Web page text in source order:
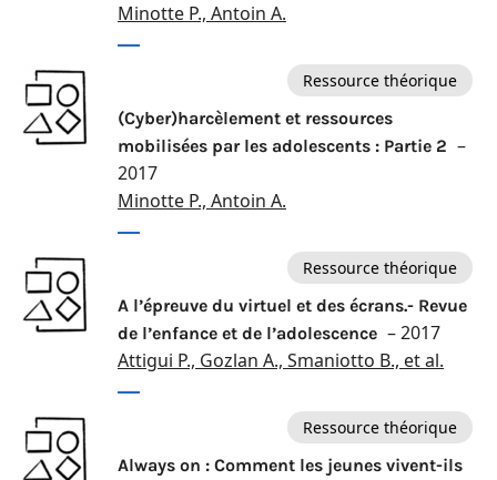
Minotte P., Antoin A.
Ressource théorique
(Cyber)harcèlement et ressources
mobilisées par les adolescents : Partie 2 –
2017
Minotte P., Antoin A.
Ressource théorique
A l’épreuve du virtuel et des écrans.- Revue
de l’enfance et de l’adolescence – 2017
Attigui P., Gozlan A., Smaniotto B., et al.
Ressource théorique
Always on : Comment les jeunes vivent-ils